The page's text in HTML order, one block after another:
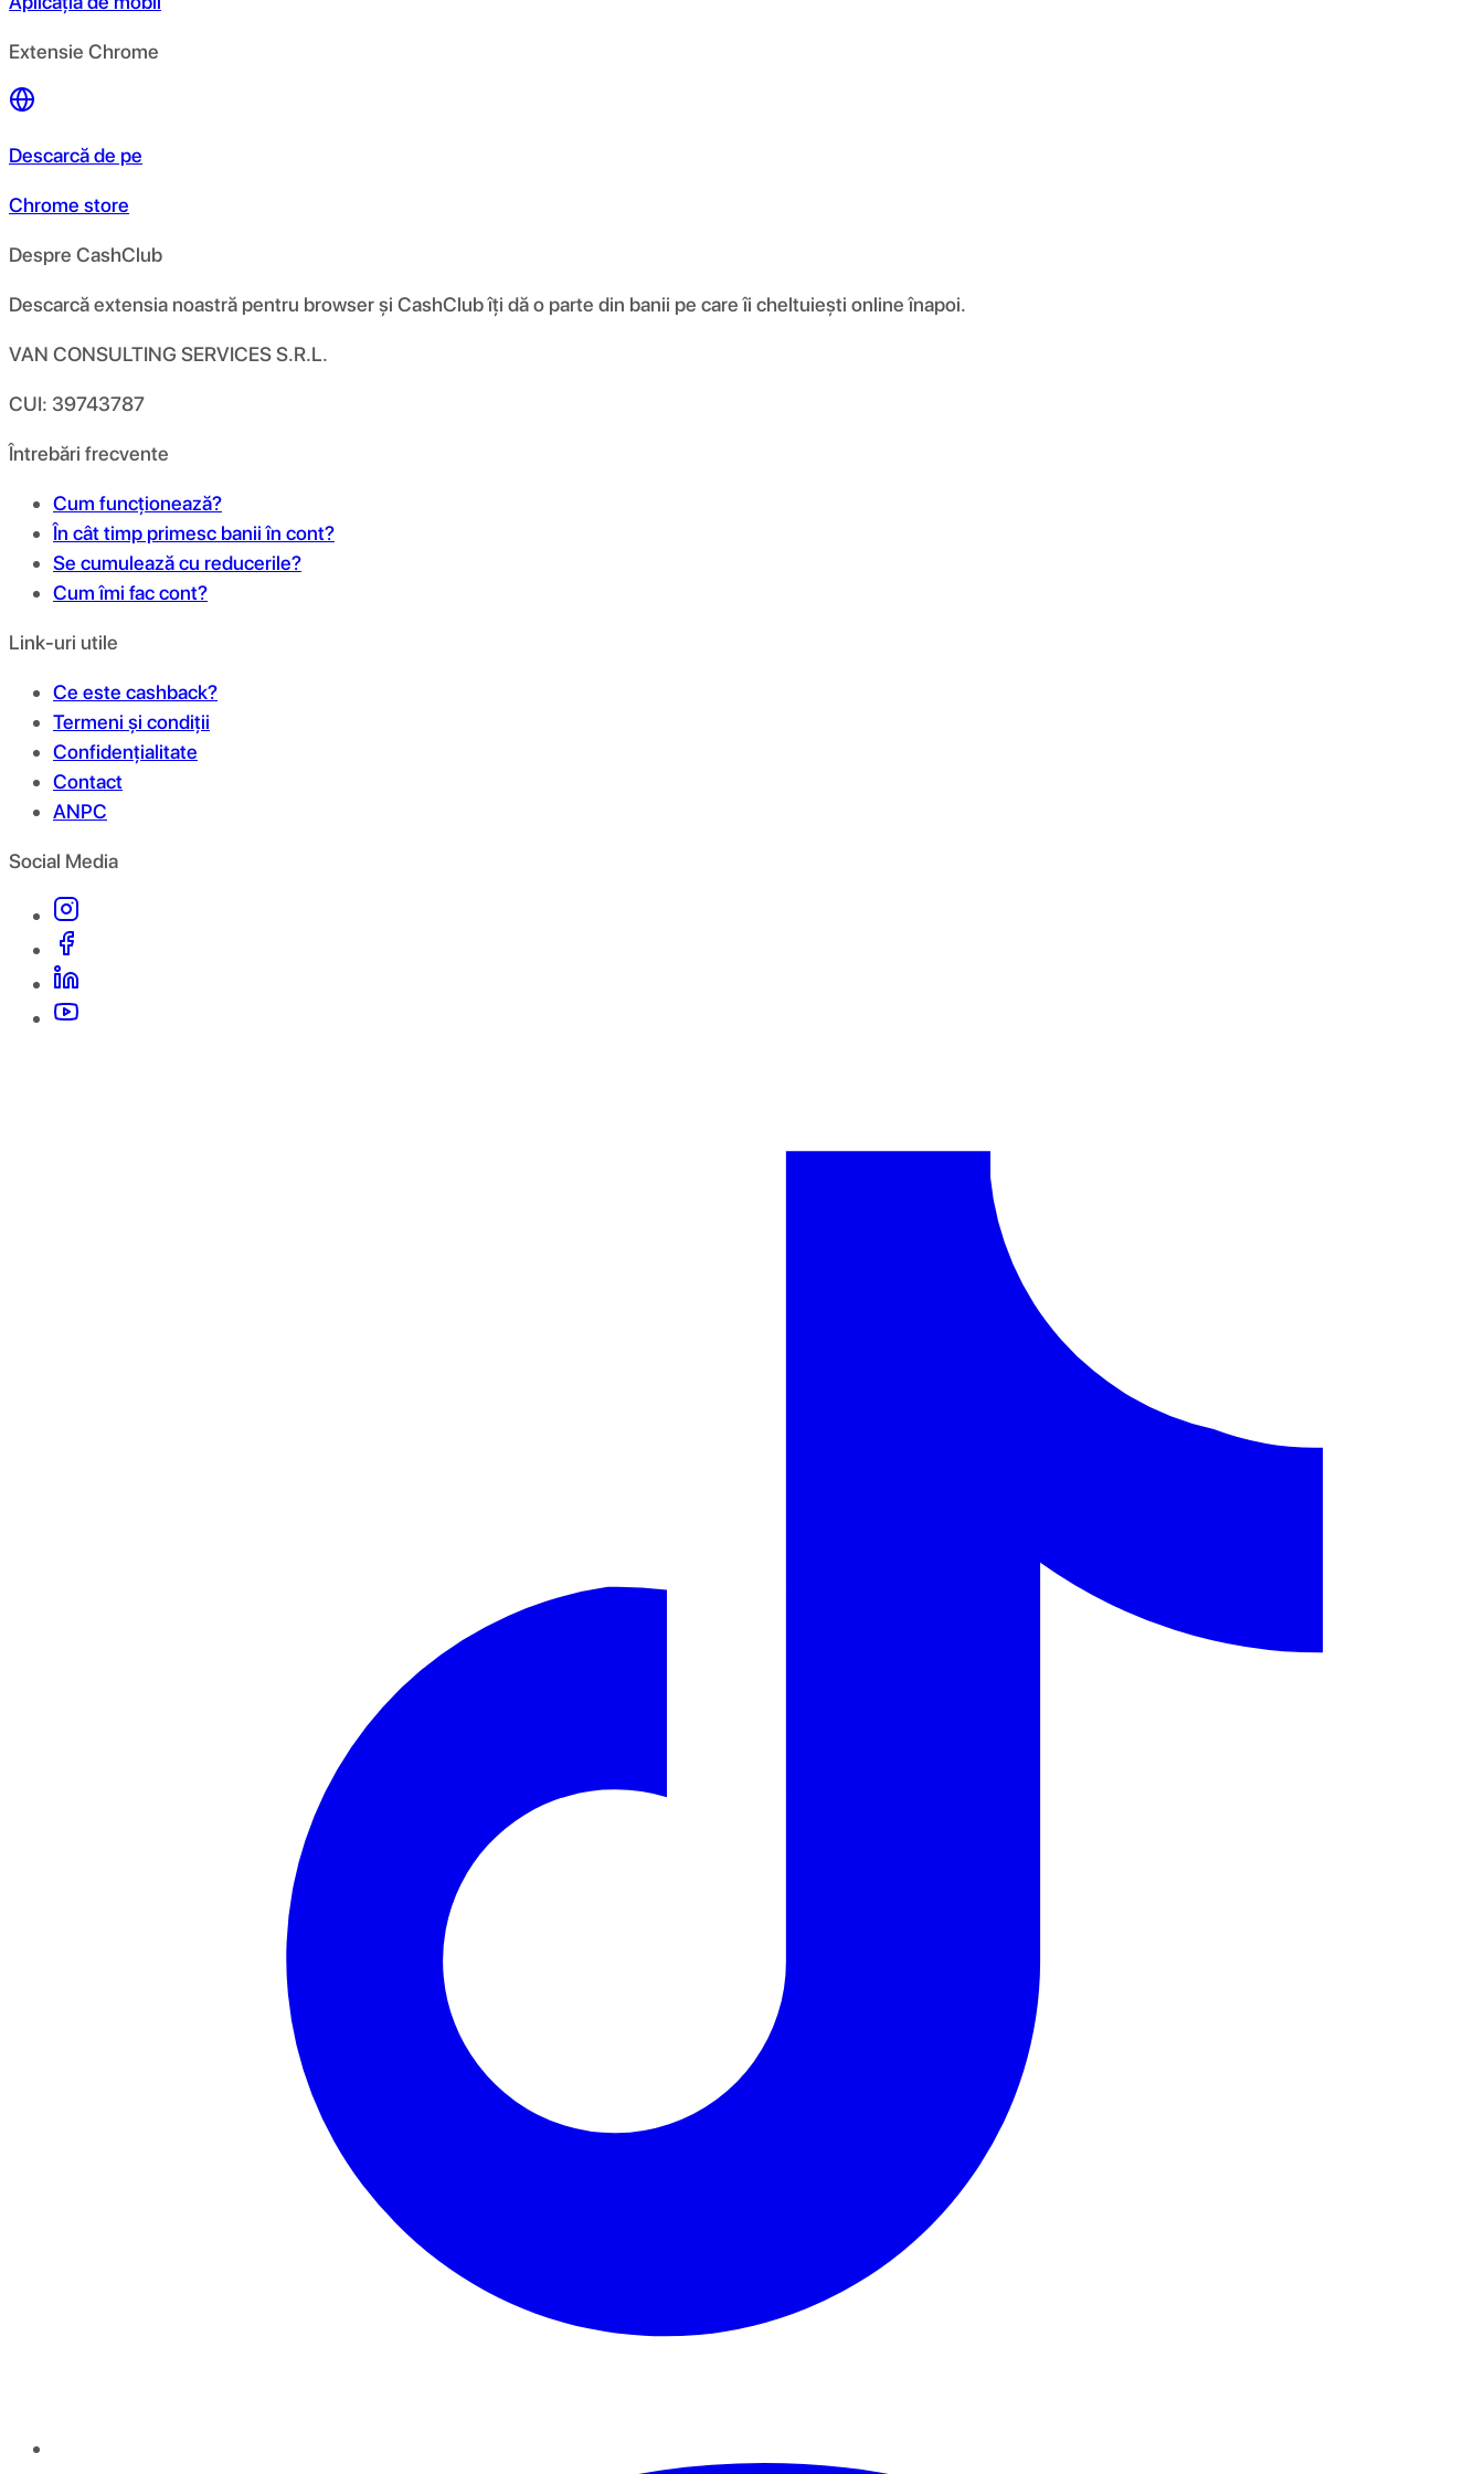
Extensie Chrome
Descarcă de pe
Chrome store
Despre CashClub
Descarcă extensia noastră pentru browser și CashClub îți dă o parte din banii pe care îi cheltuiești online înapoi.
VAN CONSULTING SERVICES S.R.L.
CUI: 39743787
Întrebări frecvente
Cum funcționează?
În cât timp primesc banii în cont?
Se cumulează cu reducerile?
Cum îmi fac cont?
Link-uri utile
Ce este cashback?
Termeni și condiții
Confidențialitate
Contact
ANPC
Social Media